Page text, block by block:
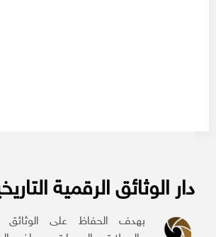
دار الوثائق الرقمية
بهدف الحفاظ على الوثائق